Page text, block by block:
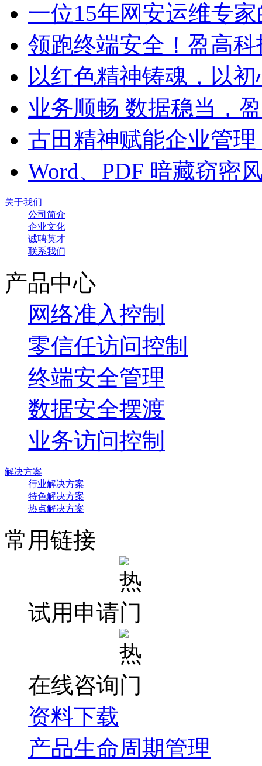
一位15年网安运维专
领跑终端安全！盈高
以红色精神铸魂，以
业务顺畅 数据稳当，
古田精神赋能企业管
Word、PDF 暗藏窃密
关于我们
公司简介
企业文化
诚聘英才
联系我们
产品中心
网络准入控制
零信任访问控制
终端安全管理
数据安全摆渡
业务访问控制
解决方案
行业解决方案
特色解决方案
热点解决方案
常用链接
试用申请
在线咨询
资料下载
产品生命周期管理